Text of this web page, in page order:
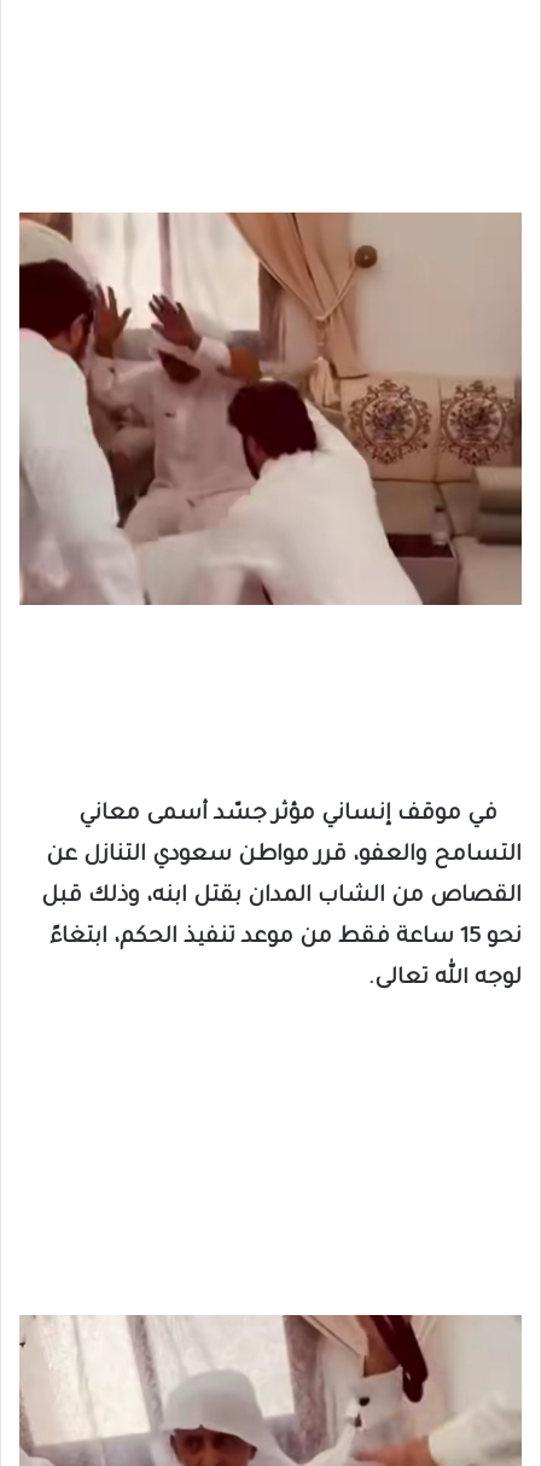
في موقف إنساني مؤثر جسّد أسمى معاني
التسامح والعفو، قرر مواطن سعودي التنازل عن
القصاص من الشاب المدان بقتل ابنه، وذلك قبل
نحو 15 ساعة فقط من موعد تنفيذ الحكم، ابتغاءً
لوجه الله تعالى.